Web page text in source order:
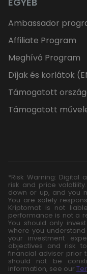
Ambassador
Affiliate Program
Meghívó Program
Díjak és korlátok
Támogatott
Támogatott
*Risk Warning:
risk and price
down or up, and you
You are solely
Kriptomat is not
performance is not a
You should only
where you
your investment
objectives and risk
financial adviser prior
should not be
information, see our